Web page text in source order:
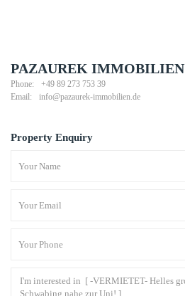
PAZAUREK IMMOBILIEN
Phone:
+49 89 273 753 39
Email:
info@pazaurek-immobilien.de
Property Enquiry